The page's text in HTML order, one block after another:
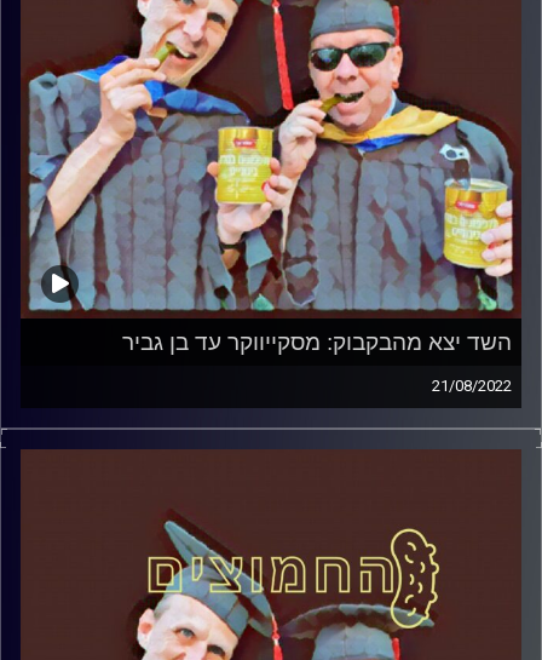
השד יצא מהבקבוק: מסקייווקר עד בן גביר
21/08/2022
המערכת הפוליטית על ספת הפסיכולוג, עם פרופסור בועז בן-
דוד ופרופסור גלעד הירשברגר
אורח מיוחד: ד"ר שלמה אגוז, המכללה אקדמית הדסה.
קרדיט תמונות:AudioVersity